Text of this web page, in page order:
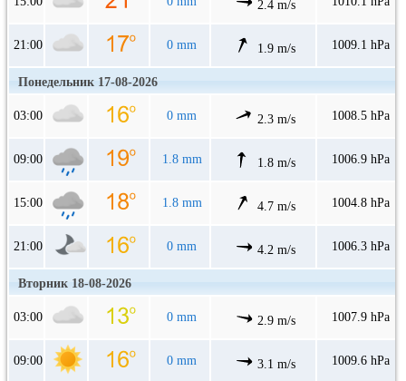
2.4 m/s
21:00 0 mm 1.9 m/s 1009.1 hPa
Понедельник 17-08-2026
03:00 0 mm 2.3 m/s 1008.5 hPa
09:00 1.8 mm 1.8 m/s 1006.9 hPa
15:00 1.8 mm 4.7 m/s 1004.8 hPa
21:00 0 mm 4.2 m/s 1006.3 hPa
Вторник 18-08-2026
03:00 0 mm 2.9 m/s 1007.9 hPa
09:00 0 mm 3.1 m/s 1009.6 hPa